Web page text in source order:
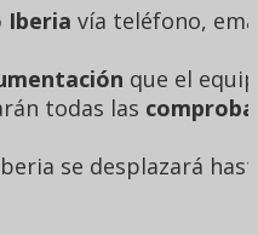
Iberia vía teléfono,
que el
todas las
se desplazará